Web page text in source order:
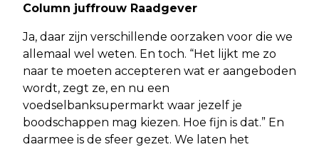
Column juffrouw Raadgever
Ja, daar zijn verschillende oorzaken voor die we
allemaal wel weten. En toch. “Het lijkt me zo
naar te moeten accepteren wat er aangeboden
wordt, zegt ze, en nu een
voedselbanksupermarkt waar jezelf je
boodschappen mag kiezen. Hoe fijn is dat.” En
daarmee is de sfeer gezet. We laten het